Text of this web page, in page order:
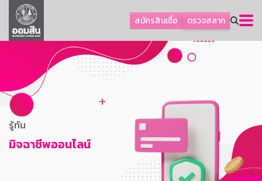
สมัครสินเชื่อ ตรวจสลาก
ลูกค้าธุรกิจ
ลูกค้าผู้ประกอบรายย่อย
โปรโมชัน
ออมเพื่อสุข
เกี่ยวกับธนาคาร
การพัฒนาที่ยั่งยืน
ข่าวสาร
รู้ทัน
มิจฉาชีพออนไลน์